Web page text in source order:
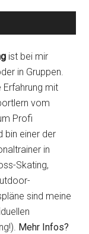
ist bei mir
in Gruppen.
Erfahrung mit
vom
Profi
bin einer der
in
Skating,
sind meine
Mehr Infos?